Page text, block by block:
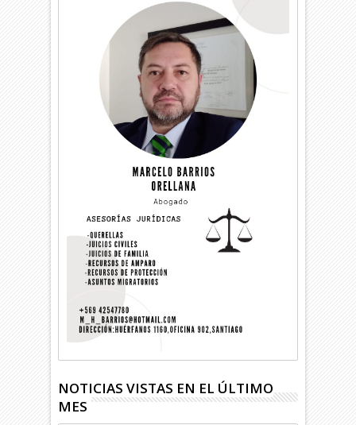
NOTICIAS VISTAS EN EL ÚLTIMO
MES